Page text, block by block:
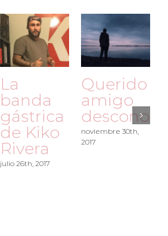
30th,
¿Talla
fabulosa?
Venga
ya,
estaréis
de
El
de